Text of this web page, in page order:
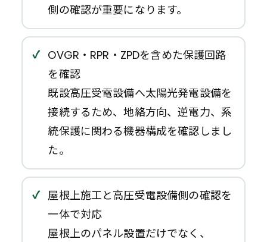
側の確認が重要になります。
OVGR・RPR・ZPDを含めた保護回路
を確認
既設高圧受電設備へ太陽光発電設備を
接続するため、地絡方向、逆電力、系
統保護に関わる機器構成を確認しまし
た。
屋根上施工と高圧受電設備側の確認を
一体で対応
屋根上のパネル設置だけでなく、